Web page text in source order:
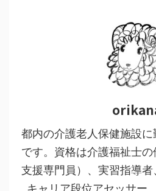
都内の介護老人保健施設
です。資格は介護福祉士
支援専門員）、実習指導者
キャリア段位アセッサー